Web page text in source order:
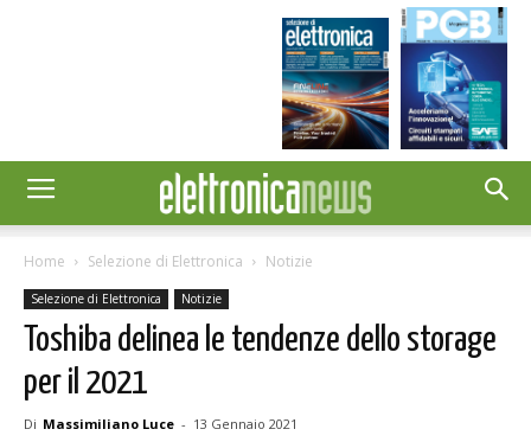
Home Selezione di Elettronica Notizie
Selezione di Elettronica Notizie
Toshiba delinea le tendenze dello storage
per il 2021
Di Massimiliano Luce - 13 Gennaio 2021